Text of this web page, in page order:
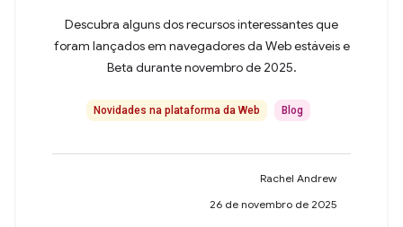
Descubra alguns dos recursos interessantes que
foram lançados em navegadores da Web estáveis e
Beta durante novembro de 2025.
Novidades na plataforma da Web Blog
Rachel Andrew
26 de novembro de 2025